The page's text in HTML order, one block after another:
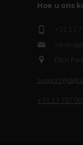
Hoe u ons
+31 13
Ellen
+31 13 737